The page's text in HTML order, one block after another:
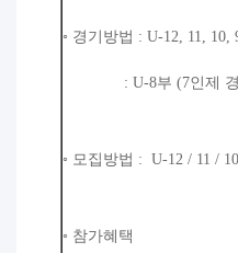
◦ 경기방법 : U-12, 11, 10,
: U-8부 (7인제 경기
◦ 모집방법 : U-12 / 11 /
◦ 참가혜택